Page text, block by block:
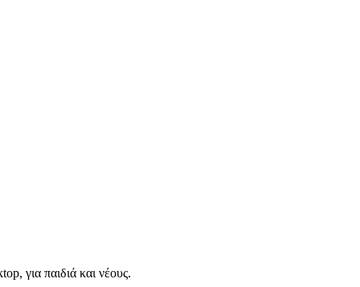
για παιδιά και νέους.